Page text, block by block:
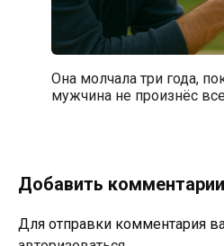
Она молчала три года,
мужчина не произнёс
Добавить комментарии
Для отправки комментария